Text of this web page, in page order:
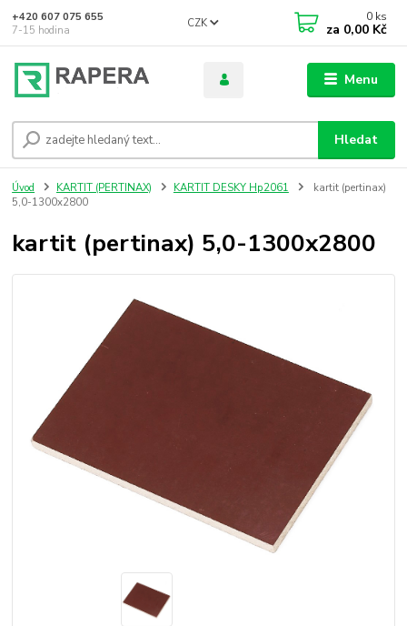
Menu
CZK
Hledat
+420 607 075 655
7-15 hodina
0 ks
za 0,00 Kč
Úvod KARTIT (PERTINAX) KARTIT DESKY Hp2061
kartit (pertinax)
5,0-1300x2800
kartit (pertinax) 5,0-1300x2800